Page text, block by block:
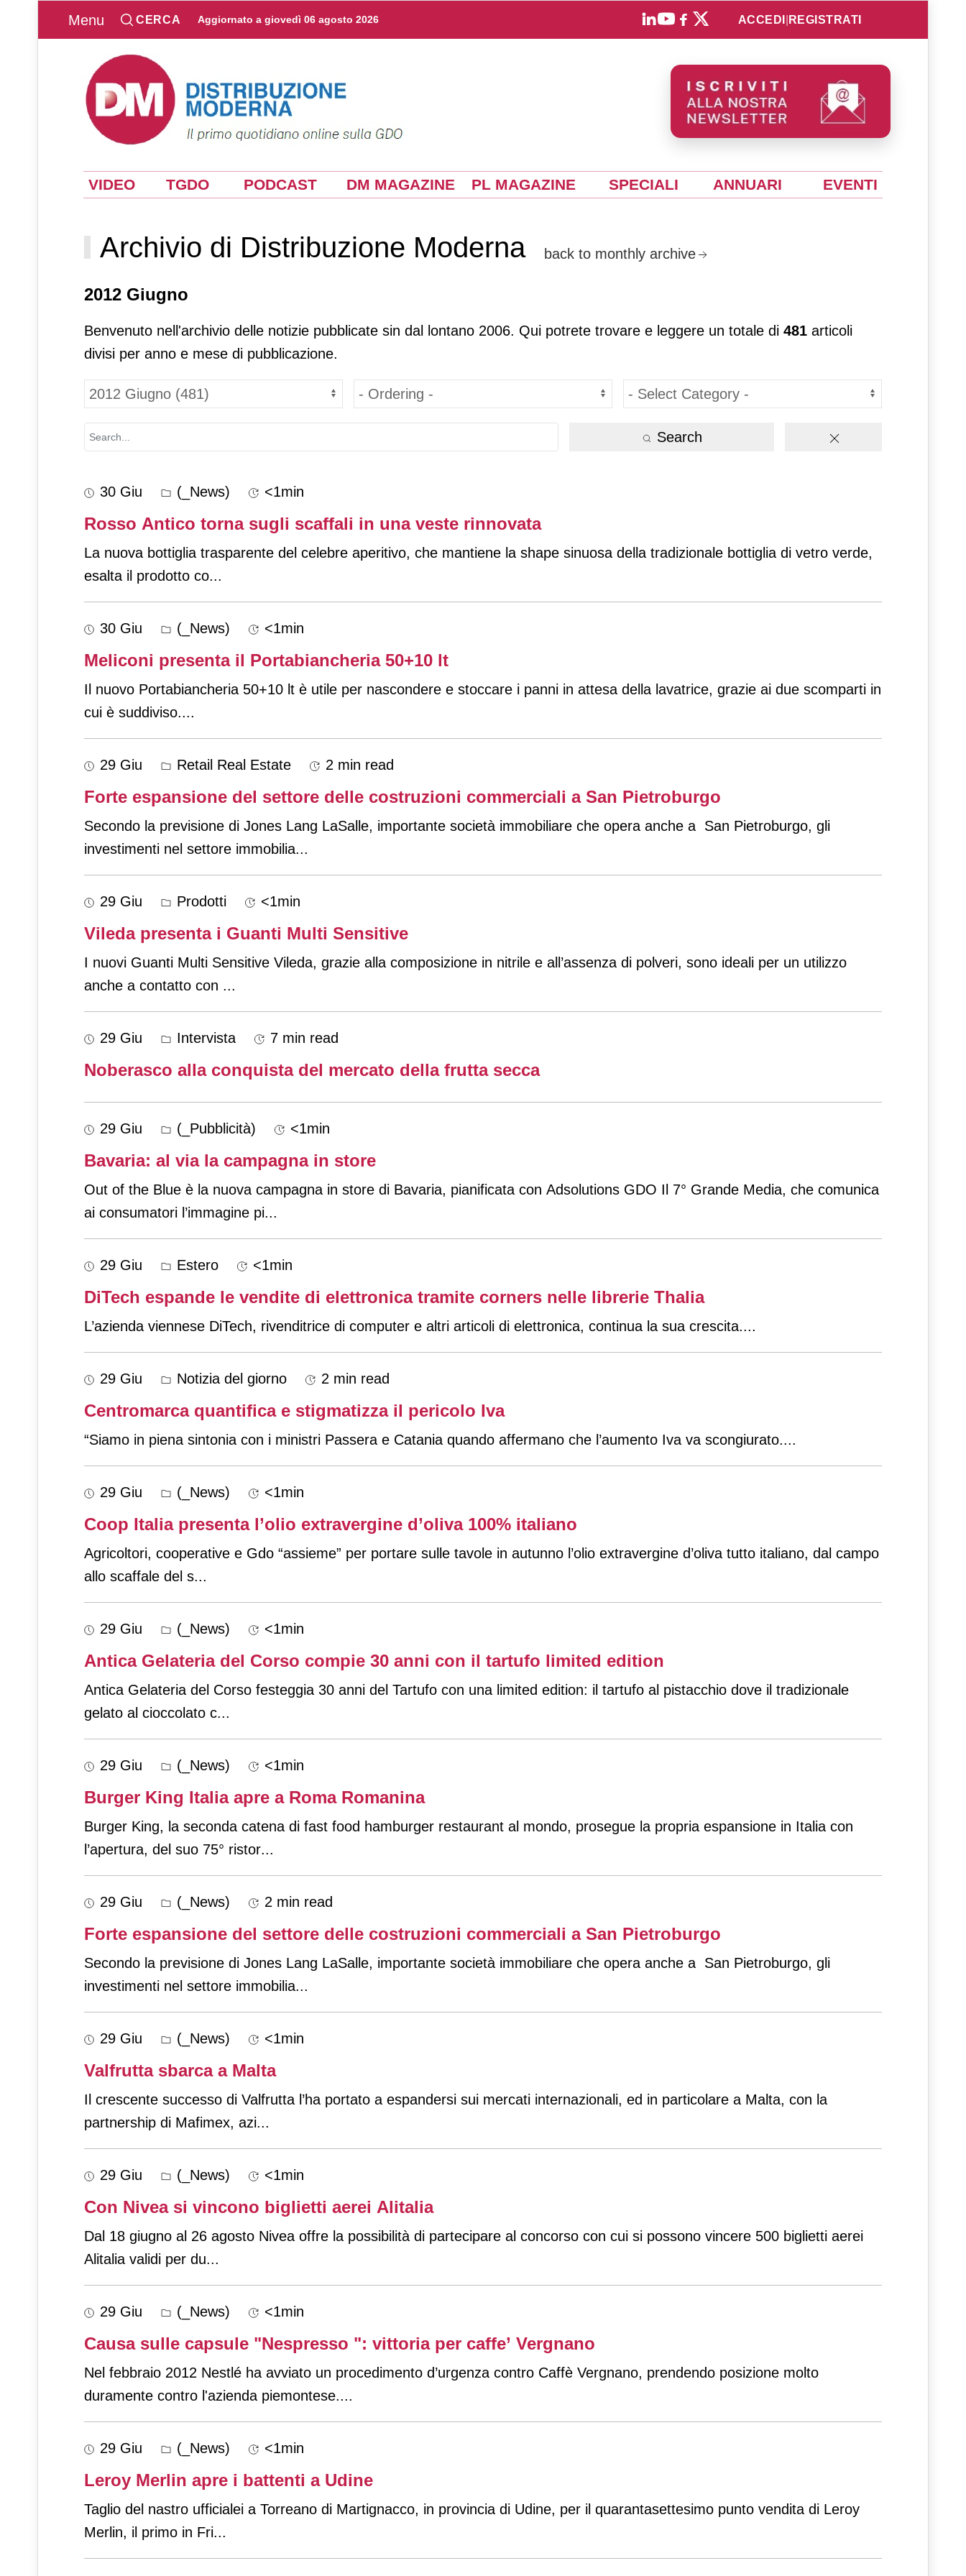
Menu CERCA Aggiornato a giovedì 06 agosto 2026 ACCEDI REGISTRATI
VIDEO TGDO PODCAST DM MAGAZINE PL MAGAZINE SPECIALI ANNUARI EVENTI
Archivio di Distribuzione Moderna back to monthly archive
2012 Giugno
Benvenuto nell'archivio delle notizie pubblicate sin dal lontano 2006. Qui potrete trovare e leggere un totale di 481 articoli
divisi per anno e mese di pubblicazione.
Search
30 Giu (_News) <1min
Rosso Antico torna sugli scaffali in una veste rinnovata
La nuova bottiglia trasparente del celebre aperitivo, che mantiene la shape sinuosa della tradizionale bottiglia di vetro verde,
esalta il prodotto co...
30 Giu (_News) <1min
Meliconi presenta il Portabiancheria 50+10 lt
Il nuovo Portabiancheria 50+10 lt è utile per nascondere e stoccare i panni in attesa della lavatrice, grazie ai due scomparti in
cui è suddiviso....
29 Giu Retail Real Estate 2 min read
Forte espansione del settore delle costruzioni commerciali a San Pietroburgo
Secondo la previsione di Jones Lang LaSalle, importante società immobiliare che opera anche a San Pietroburgo, gli
investimenti nel settore immobilia...
29 Giu Prodotti <1min
Vileda presenta i Guanti Multi Sensitive
I nuovi Guanti Multi Sensitive Vileda, grazie alla composizione in nitrile e all’assenza di polveri, sono ideali per un utilizzo
anche a contatto con ...
29 Giu Intervista 7 min read
Noberasco alla conquista del mercato della frutta secca
29 Giu (_Pubblicità) <1min
Bavaria: al via la campagna in store
Out of the Blue è la nuova campagna in store di Bavaria, pianificata con Adsolutions GDO Il 7° Grande Media, che comunica
ai consumatori l’immagine pi...
29 Giu Estero <1min
DiTech espande le vendite di elettronica tramite corners nelle librerie Thalia
L’azienda viennese DiTech, rivenditrice di computer e altri articoli di elettronica, continua la sua crescita....
29 Giu Notizia del giorno 2 min read
Centromarca quantifica e stigmatizza il pericolo Iva
“Siamo in piena sintonia con i ministri Passera e Catania quando affermano che l’aumento Iva va scongiurato....
29 Giu (_News) <1min
Coop Italia presenta l’olio extravergine d’oliva 100% italiano
Agricoltori, cooperative e Gdo “assieme” per portare sulle tavole in autunno l’olio extravergine d’oliva tutto italiano, dal campo
allo scaffale del s...
29 Giu (_News) <1min
Antica Gelateria del Corso compie 30 anni con il tartufo limited edition
Antica Gelateria del Corso festeggia 30 anni del Tartufo con una limited edition: il tartufo al pistacchio dove il tradizionale
gelato al cioccolato c...
29 Giu (_News) <1min
Burger King Italia apre a Roma Romanina
Burger King, la seconda catena di fast food hamburger restaurant al mondo, prosegue la propria espansione in Italia con
l’apertura, del suo 75° ristor...
29 Giu (_News) 2 min read
Forte espansione del settore delle costruzioni commerciali a San Pietroburgo
Secondo la previsione di Jones Lang LaSalle, importante società immobiliare che opera anche a San Pietroburgo, gli
investimenti nel settore immobilia...
29 Giu (_News) <1min
Valfrutta sbarca a Malta
Il crescente successo di Valfrutta l’ha portato a espandersi sui mercati internazionali, ed in particolare a Malta, con la
partnership di Mafimex, azi...
29 Giu (_News) <1min
Con Nivea si vincono biglietti aerei Alitalia
Dal 18 giugno al 26 agosto Nivea offre la possibilità di partecipare al concorso con cui si possono vincere 500 biglietti aerei
Alitalia validi per du...
29 Giu (_News) <1min
Causa sulle capsule "Nespresso ": vittoria per caffe’ Vergnano
Nel febbraio 2012 Nestlé ha avviato un procedimento d’urgenza contro Caffè Vergnano, prendendo posizione molto
duramente contro l'azienda piemontese....
29 Giu (_News) <1min
Leroy Merlin apre i battenti a Udine
Taglio del nastro ufficialei a Torreano di Martignacco, in provincia di Udine, per il quarantasettesimo punto vendita di Leroy
Merlin, il primo in Fri...